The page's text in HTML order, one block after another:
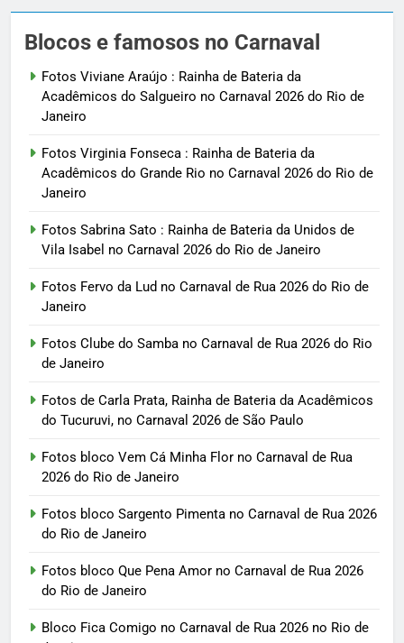
Blocos e famosos no Carnaval
Fotos Viviane Araújo : Rainha de Bateria da
Acadêmicos do Salgueiro no Carnaval 2026 do Rio de
Janeiro
Fotos Virginia Fonseca : Rainha de Bateria da
Acadêmicos do Grande Rio no Carnaval 2026 do Rio de
Janeiro
Fotos Sabrina Sato : Rainha de Bateria da Unidos de
Vila Isabel no Carnaval 2026 do Rio de Janeiro
Fotos Fervo da Lud no Carnaval de Rua 2026 do Rio de
Janeiro
Fotos Clube do Samba no Carnaval de Rua 2026 do Rio
de Janeiro
Fotos de Carla Prata, Rainha de Bateria da Acadêmicos
do Tucuruvi, no Carnaval 2026 de São Paulo
Fotos bloco Vem Cá Minha Flor no Carnaval de Rua
2026 do Rio de Janeiro
Fotos bloco Sargento Pimenta no Carnaval de Rua 2026
do Rio de Janeiro
Fotos bloco Que Pena Amor no Carnaval de Rua 2026
do Rio de Janeiro
Bloco Fica Comigo no Carnaval de Rua 2026 no Rio de